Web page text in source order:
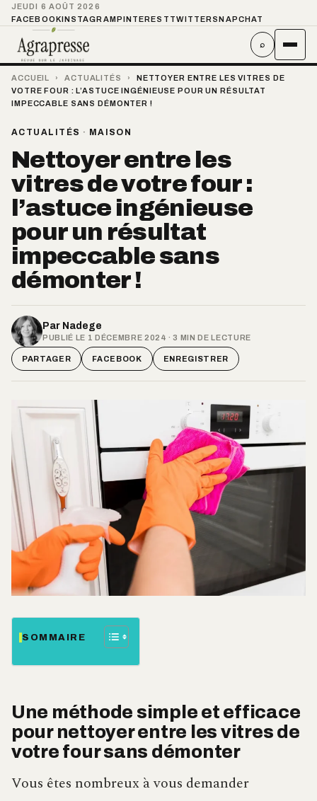
JEUDI 6 AOÛT 2026
FACEBOOKINSTAGRAMPINTEREST TWITTER SNAPCHAT
⌕
ACCUEIL › ACTUALITÉS ›
NETTOYER ENTRE LES VITRES DE
VOTRE FOUR : L’ASTUCE INGÉNIEUSE POUR UN RÉSULTAT
IMPECCABLE SANS DÉMONTER !
ACTUALITÉS · MAISON
Nettoyer entre les
vitres de votre four :
l’astuce ingénieuse
pour un résultat
impeccable sans
démonter !
Par Nadege
PUBLIÉ LE 1 DÉCEMBRE 2024 · 3 MIN DE LECTURE
PARTAGER FACEBOOK ENREGISTRER
SOMMAIRE
Une méthode simple et efficace
pour nettoyer entre les vitres de
votre four sans démonter
Vous êtes nombreux à vous demander